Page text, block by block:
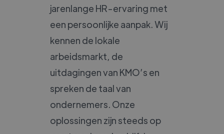
jarenlange HR-ervaring met
een persoonlijke aanpak. Wij
kennen de lokale
arbeidsmarkt, de
uitdagingen van KMO’s en
spreken de taal van
ondernemers. Onze
oplossingen zijn steeds op